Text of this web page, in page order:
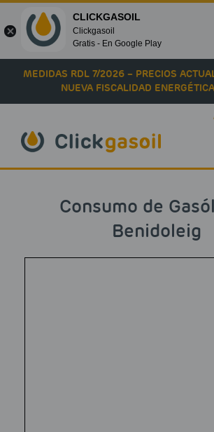
Skip to main content
MEDIDAS RDL 7/2026 – PRECIOS
NUEVA FISCALIDAD
Consumo de
Benidoleig
CLICKGASOIL
Clickgasoil
Gratis - En Google Play